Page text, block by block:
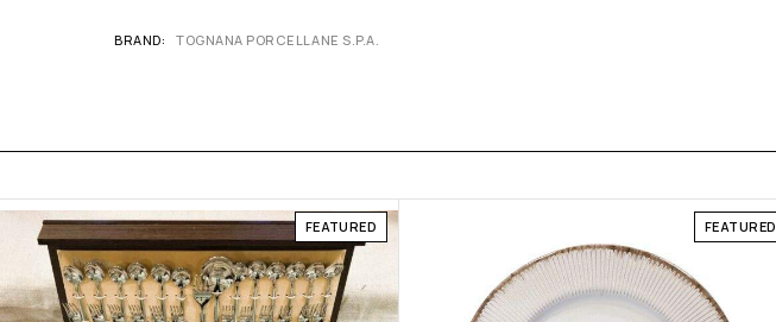
BRAND TOGNANA PORCELLANE S.P.A.
FEATURED FEATURED